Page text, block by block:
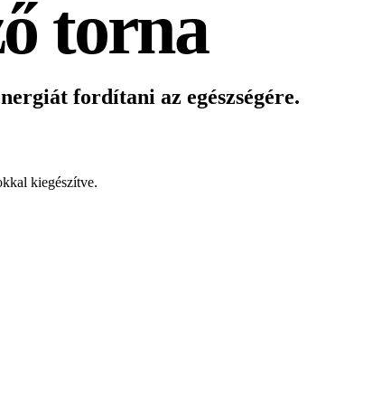
torna
fordítani az egészségére.
kiegészítve.